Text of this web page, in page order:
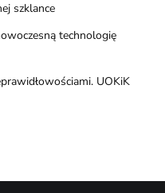
szklance
technologię
UOKiK